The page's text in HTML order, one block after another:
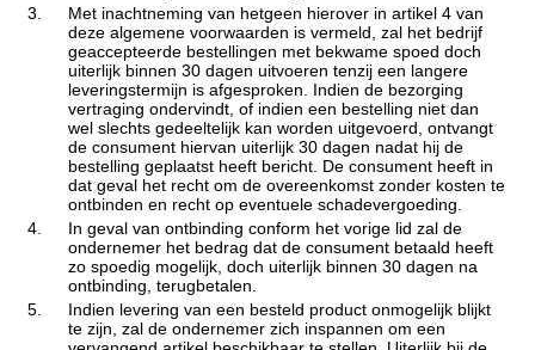
3.
Met inachtneming van hetgeen hierover in artikel 4 van
deze algemene voorwaarden is vermeld, zal het bedrijf
geaccepteerde bestellingen met bekwame spoed doch
uiterlijk binnen 30 dagen uitvoeren tenzij een langere
leveringstermijn is afgesproken. Indien de bezorging
vertraging ondervindt, of indien een bestelling niet dan
wel slechts gedeeltelijk kan worden uitgevoerd, ontvangt
de consument hiervan uiterlijk 30 dagen nadat hij de
bestelling geplaatst heeft bericht. De consument heeft in
dat geval het recht om de overeenkomst zonder kosten te
ontbinden en recht op eventuele schadevergoeding.
4.
In geval van ontbinding conform het vorige lid zal de
ondernemer het bedrag dat de consument betaald heeft
zo spoedig mogelijk, doch uiterlijk binnen 30 dagen na
ontbinding, terugbetalen.
5.
Indien levering van een besteld product onmogelijk blijkt
te zijn, zal de ondernemer zich inspannen om een